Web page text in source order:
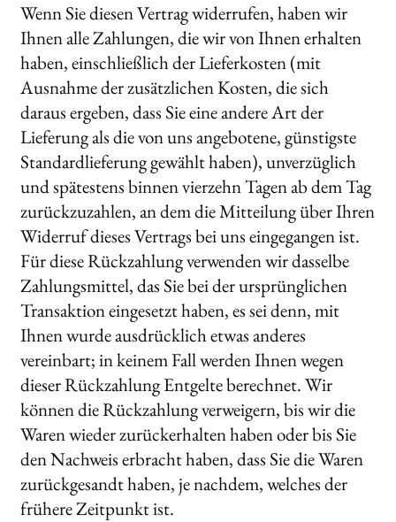
Wenn Sie diesen Vertrag widerrufen, haben wir
Ihnen alle Zahlungen, die wir von Ihnen erhalten
haben, einschließlich der Lieferkosten (mit
Ausnahme der zusätzlichen Kosten, die sich
daraus ergeben, dass Sie eine andere Art der
Lieferung als die von uns angebotene, günstigste
Standardlieferung gewählt haben), unverzüglich
und spätestens binnen vierzehn Tagen ab dem Tag
zurückzuzahlen, an dem die Mitteilung über Ihren
Widerruf dieses Vertrags bei uns eingegangen ist.
Für diese Rückzahlung verwenden wir dasselbe
Zahlungsmittel, das Sie bei der ursprünglichen
Transaktion eingesetzt haben, es sei denn, mit
Ihnen wurde ausdrücklich etwas anderes
vereinbart; in keinem Fall werden Ihnen wegen
dieser Rückzahlung Entgelte berechnet. Wir
können die Rückzahlung verweigern, bis wir die
Waren wieder zurückerhalten haben oder bis Sie
den Nachweis erbracht haben, dass Sie die Waren
zurückgesandt haben, je nachdem, welches der
frühere Zeitpunkt ist.